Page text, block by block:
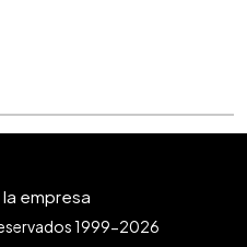
1999-2026